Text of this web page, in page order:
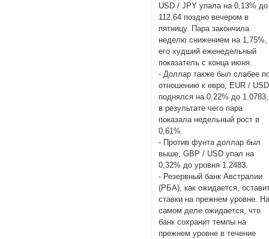
USD / JPY упала на 0,13% до
112.64 поздно вечером в
пятницу. Пара закончила
неделю снижением на 1,75%,
его худший еженедельный
показатель с конца июня.
- Доллар также был слабее
отношению к евро, EUR / USD
поднялся на 0.22% до 1.0783,
в результате чего пара
показала недельный рост в
0,61%.
- Против фунта доллар был
выше, GBP / USD упал на
0,32% до уровня 1.2483.
- Резервный банк Австралии
(РБА), как ожидается,
ставки на прежнем уровне.
самом деле ожидается, что
банк сохранит темпы на
прежнем уровне в течение